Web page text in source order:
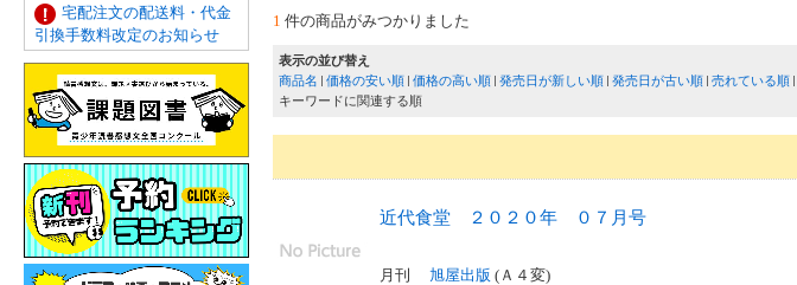
宅配注文の配送料・代金
引換手数料改定のお知らせ
1 件の商品がみつかりました
表示の並び替え
商品名
価格の安い順 価格の高い順 発売日が新しい順 発売日が古い順 売れている順
キーワードに関連する順
近代食堂 ２０２０年 ０７月号
月刊 旭屋出版 (Ａ４変)